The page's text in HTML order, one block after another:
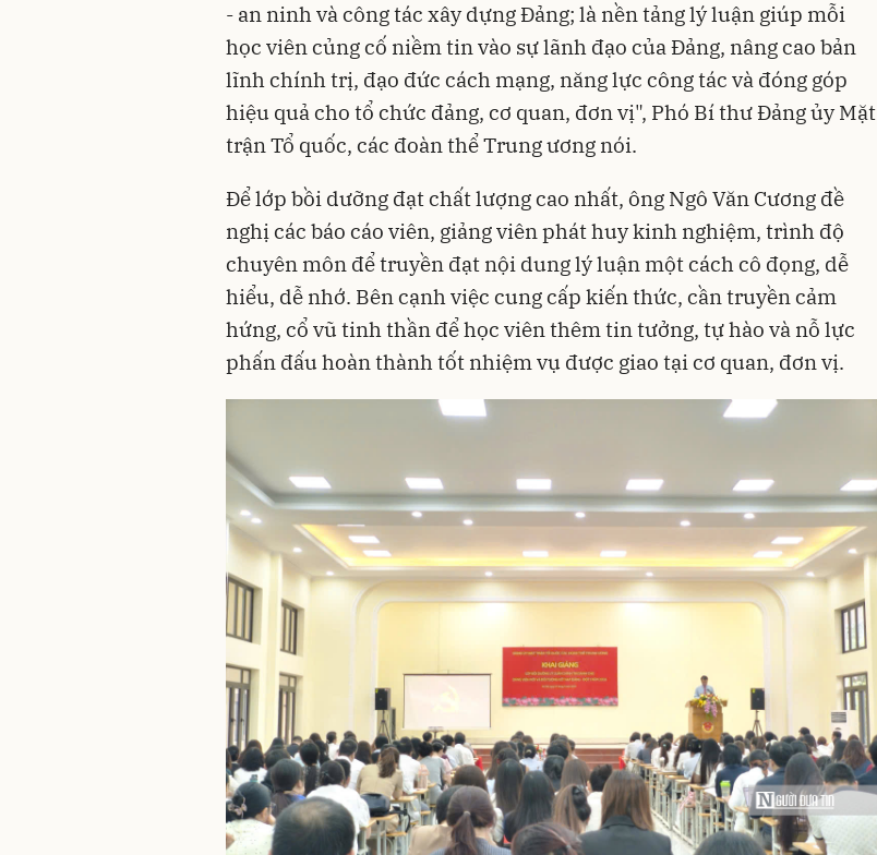
- an ninh và công tác xây dựng Đảng; là nền tảng lý luận giúp mỗi
học viên củng cố niềm tin vào sự lãnh đạo của Đảng, nâng cao bản
lĩnh chính trị, đạo đức cách mạng, năng lực công tác và đóng góp
hiệu quả cho tổ chức đảng, cơ quan, đơn vị", Phó Bí thư Đảng ủy Mặt
trận Tổ quốc, các đoàn thể Trung ương nói.
Để lớp bồi dưỡng đạt chất lượng cao nhất, ông Ngô Văn Cương đề
nghị các báo cáo viên, giảng viên phát huy kinh nghiệm, trình độ
chuyên môn để truyền đạt nội dung lý luận một cách cô đọng, dễ
hiểu, dễ nhớ. Bên cạnh việc cung cấp kiến thức, cần truyền cảm
hứng, cổ vũ tinh thần để học viên thêm tin tưởng, tự hào và nỗ lực
phấn đấu hoàn thành tốt nhiệm vụ được giao tại cơ quan, đơn vị.